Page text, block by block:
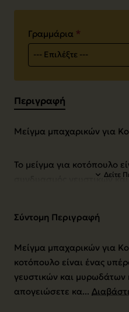
Γραμμάρια
Περιγραφή
Μείγμα μπαχαρικών για
Το μείγμα για κοτόπουλο
συνδυασμός γευστικών
μαγειρέψετε. Ταιριάζει
για κοτόπουλο στις
διαπιστώσετε ότι είναι
που κυριολεκτικά δεν
καρύκευμα σε αυτές.
Σύντομη Περιγραφή
Μείγμα μπαχαρικών για
κοτόπουλο είναι ένας
γευστικών και
απογειώσετε κα...